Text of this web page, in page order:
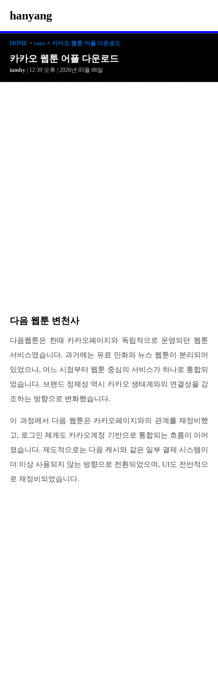
hanyang
HOME > conv > 카카오 웹툰 어플 다운로드
카카오 웹툰 어플 다운로드
iamhy | 12:39 오후 | 2026년 05월 06일
다음 웹툰 변천사
다음웹툰은 한때 카카오페이지와 독립적으로 운영되던 웹툰
서비스였습니다. 과거에는 유료 만화와 뉴스 웹툰이 분리되어
있었으나, 어느 시점부터 웹툰 중심의 서비스가 하나로 통합되
었습니다. 브랜드 정체성 역시 카카오 생태계와의 연결성을 강
조하는 방향으로 변화했습니다.
이 과정에서 다음 웹툰은 카카오페이지와의 관계를 재정비했
고, 로그인 체계도 카카오계정 기반으로 통합되는 흐름이 이어
졌습니다. 제도적으로는 다음 캐시와 같은 일부 결제 시스템이
더 이상 사용되지 않는 방향으로 전환되었으며, UI도 전반적으
로 재정비되었습니다.